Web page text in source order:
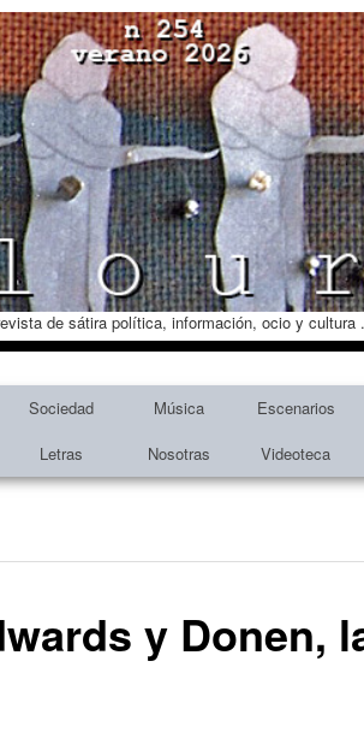
de sátira política, información, ocio y cultura
Sociedad Música Escenarios
Letras Nosotras Videoteca
y Donen,